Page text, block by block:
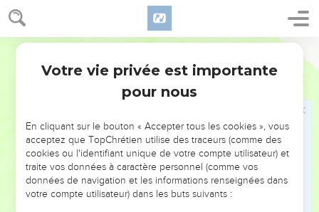
Matthieu 8
Jésus guérit deux hommes possédés par
des esprits mauvais
Lorsqu'il fut arrivé sur l'autre rive, dans le pays des
Gadaréniens, deux démoniaques qui sortaient des tombeaux
vinrent à sa rencontre. Ils étaient si dangereux que personne
Et voilà qu’ils se mirent à crier : « Que nous veux-tu,
[Jésus, ] Fils de Dieu ? Es-tu venu ici pour nous tourmenter
avant le moment fixé ? »
Il y avait loin d'eux un grand troupeau de porcs en train de
Votre vie privée est importante
pour nous
En cliquant sur le bouton « Accepter tous les cookies », vous
acceptez que TopChrétien utilise des traceurs (comme des
cookies ou l'identifiant unique de votre compte utilisateur) et
traite vos données à caractère personnel (comme vos
données de navigation et les informations renseignées dans
votre compte utilisateur) dans les buts suivants :